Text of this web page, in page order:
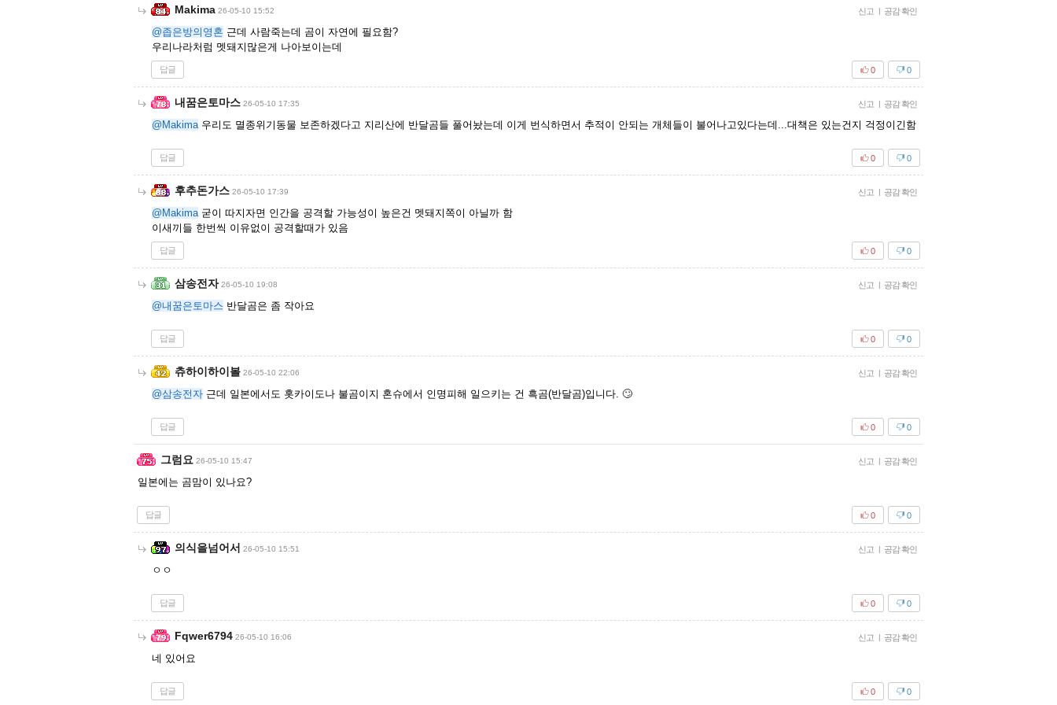
Makima 26-05-10 15:52 신고 공감 확인
@좁은방의영혼 근데 사람죽는데 곰이 자연에 필요함?
우리나라처럼 멧돼지많은게 나아보이는데
답글 0
0
내꿈은토마스 26-05-10 17:35 신고 공감 확인
@Makima우리도 멸종위기동물 보존하겠다고 지리산에 반달곰들 풀어놨는데 이게 번식하면서 추적이 안되는 개체들이 불어나고있다는데...대책은 있는건지 걱정이긴함
답글 0
0
후추돈가스 26-05-10 17:39 신고 공감 확인
@Makima굳이 따지자면 인간을 공격할 가능성이 높은건 멧돼지쪽이 아닐까 함
이새끼들 한번씩 이유없이 공격할때가 있음
답글 0
0
삼송전자 26-05-10 19:08 신고 공감 확인
@내꿈은토마스 반달곰은 좀 작아요
답글 0
0
츄하이하이볼 26-05-10 22:06 신고 공감 확인
@삼송전자 근데 일본에서도 홋카이도나 불곰이지 혼슈에서 인명피해 일으키는 건 흑곰(반달곰)입니다. 🙄
답글 0
0
그럼요 26-05-10 15:47 신고 공감 확인
일본에는 곰맘이 있나요?
답글 0
0
의식을넘어서 26-05-10 15:51 신고 공감 확인
ㅇㅇ
답글 0
0
Fqwer6794 26-05-10 16:06 신고 공감 확인
네 있어요
답글 0
0